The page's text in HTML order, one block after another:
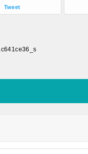
Tweet